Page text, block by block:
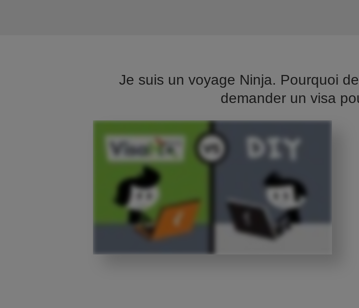
Je suis un voyage Ninja. Pourquoi
demander un visa